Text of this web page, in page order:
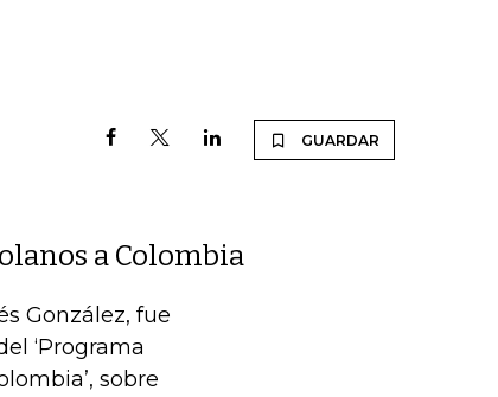
GUARDAR
a Colombia
González, fue
‘Programa
sobre